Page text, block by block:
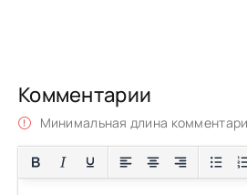
Комментарии
Минимальная длина